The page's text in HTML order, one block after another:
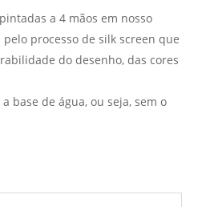
a 4 mãos em nosso
processo de silk screen que
do desenho, das cores
base de água, ou seja, sem o